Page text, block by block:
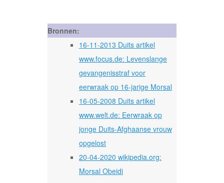
Bronnen:
16-11-2013 Duits artikel
www.focus.de: Levenslange
gevangenisstraf voor
eerwraak op 16-jarige Morsal
16-05-2008 Duits artikel
www.welt.de: Eerwraak op
jonge Duits-Afghaanse vrouw
opgelost
20-04-2020 wikipedia.org:
Morsal Obeidi